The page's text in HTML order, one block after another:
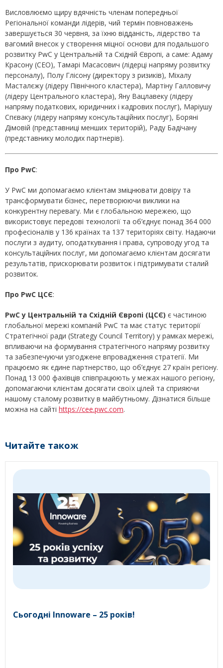
Висловлюємо щиру вдячність членам попередньої
Регіональної команди лідерів, чий термін повноважень
завершується 30 червня, за їхню відданість, лідерство та
вагомий внесок у створення міцної основи для подальшого
розвитку PwC у Центральній та Східній Європі, а саме: Адаму
Красону (CEO), Тамарі Масасович (лідерці напряму розвитку
персоналу), Полу Глісону (директору з ризиків), Міхалу
Масталєжу (лідеру Північного кластера), Мартіну Галловичу
(лідеру Центрального кластера), Яну Вацлавеку (лідеру
напряму податкових, юридичних і кадрових послуг), Маріушу
Спєваку (лідеру напряму консультаційних послуг), Боряні
Дімовій (представниці менших територій), Раду Бадічану
(представнику молодих партнерів).
Про PwC:
У PwC ми допомагаємо клієнтам зміцнювати довіру та
трансформувати бізнес, перетворюючи виклики на
конкурентну перевагу. Ми є глобальною мережею, що
використовує передові технології та об’єднує понад 364 000
професіоналів у 136 країнах та 137 територіях світу. Надаючи
послуги з аудиту, оподаткування і права, супроводу угод та
консультаційних послуг, ми допомагаємо клієнтам досягати
результатів, прискорювати розвиток і підтримувати сталий
розвиток.
Про PwC ЦСЄ:
PwC у Центральній та Східній Європі (ЦСЄ) є частиною
глобальної мережі компаній PwC та має статус території
Стратегічної ради (Strategy Council Territory) у рамках мережі,
впливаючи на формування стратегічного напряму розвитку
та забезпечуючи узгоджене впровадження стратегії. Ми
працюємо як єдине партнерство, що об’єднує 27 країн регіону.
Понад 13 000 фахівців співпрацюють у межах нашого регіону,
допомагаючи клієнтам досягати своїх цілей та сприяючи
нашому сталому розвитку в майбутньому. Дізнатися більше
можна на сайті https://cee.pwc.com.
Читайте також
Сьогодні Innoware – 25 років!